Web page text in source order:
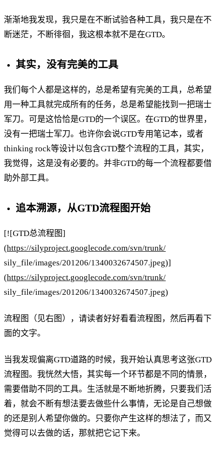
渐渐地我发现，我只是在不断试验各种工具，我只是在不
断迷茫，不断徘徊，我这根本就不是在GTD。
其实，没有完美的工具
我们每个人都是这样的，总是希望有完美的工具，总希望
用一种工具就完成所有的任务，总是希望能找到一把瑞士
军刀。可是这恰恰是GTD的一个误区。在GTD的世界里，
没有一把瑞士军刀。也许你会说GTD专用笔记本，或者
thinking rock等设计以包含GTD整个流程的工具，其实，
我觉得，这是没有必要的。并非GTD的每一个流程都要借
助外部工具。
追本溯源，从GTD流程图开始
[![GTD总流程图]
(https://silyproject.googlecode.com/svn/trunk/
sily_file/images/201206/1340032674507.jpeg)]
(https://silyproject.googlecode.com/svn/trunk/
sily_file/images/201206/1340032674507.jpeg)
流程图（见右图），请读者好好看看流程图，然后再看下
面的文字。
当我发现偏离GTD道路的时候，我开始认真思考这张GTD
流程图。我恍然大悟，其实每一个环节都是不同的情景，
需要借助不同的工具。生活就是不断地折腾，只要我们活
着，就会不断有想法要去做些什么事情，无论是自己想做
的还是别人希望你做的。只要你产生这样的想法了，而又
觉得可以去做的话，那就把它记下来。